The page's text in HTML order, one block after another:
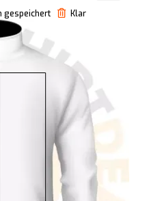
gespeichert Klar